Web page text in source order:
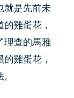
就是先前未
雞蛋花，
理查的馬雅
雞蛋花，